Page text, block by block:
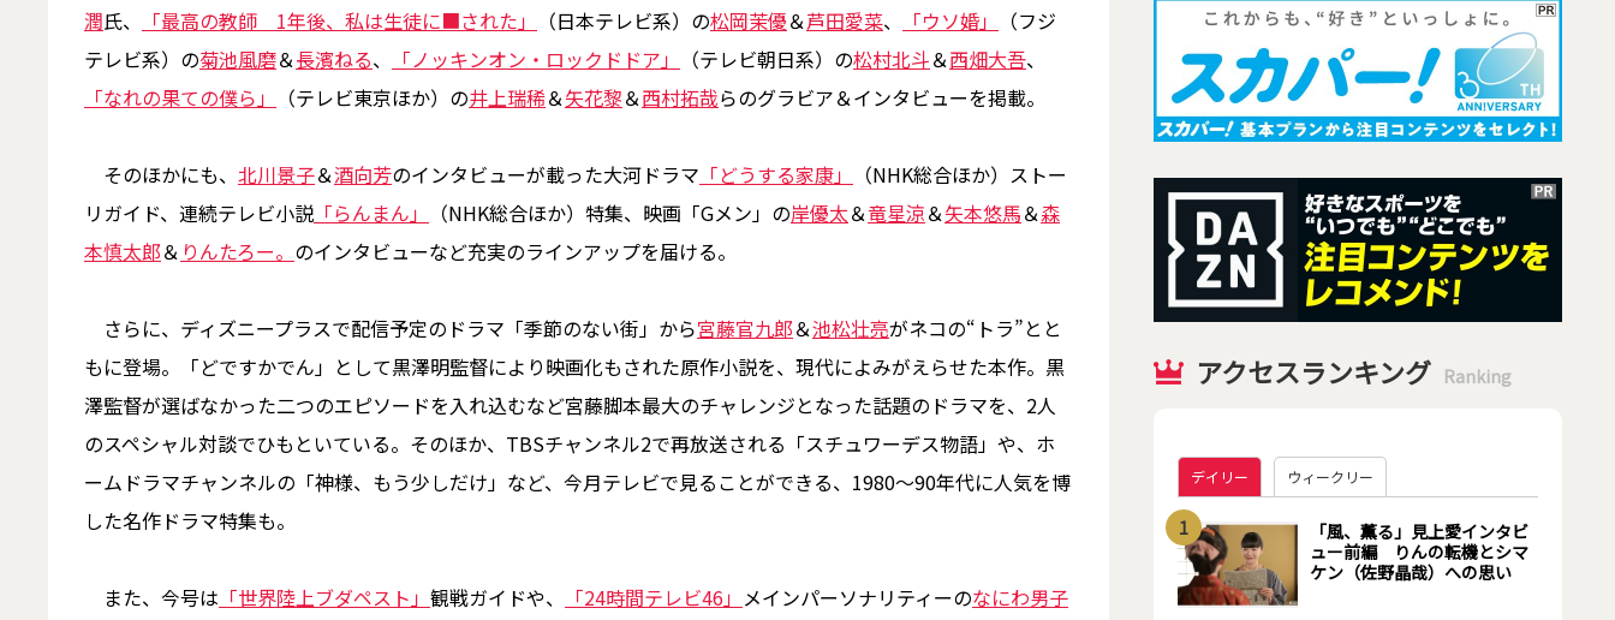
潤氏、 「最高の教師 1年後、私は生徒に■された」 （日本テレビ系）の松岡茉優＆芦田愛菜、 「ウソ婚」
（フジ
テレビ系）の菊池風磨＆長濱ねる、 「ノッキンオン・ロックドドア」 （テレビ朝日系）の松村北斗＆西畑大吾、
「なれの果ての僕ら」
（テレビ東京ほか）の井上瑞稀＆矢花黎＆西村拓哉らのグラビア＆インタビューを掲載。
そのほかにも、 北川景子＆酒向芳のインタビューが載った大河ドラマ 「どうする家康」
（NHK総合ほか）ストー
リガイド、連続テレビ小説 「らんまん」 （NHK総合ほか）特集、映画「Gメン」の岸優太＆竜星涼＆矢本悠馬＆森
本慎太郎＆ りんたろー。 のインタビューなど充実のラインアップを届ける。
さらに、ディズニープラスで配信予定のドラマ「季節のない街」から宮藤官九郎＆池松壮亮がネコの“トラ”とと
もに登場。「どですかでん」として黒澤明監督により映画化もされた原作小説を、現代によみがえらせた本作。黒
澤監督が選ばなかった二つのエピソードを入れ込むなど宮藤脚本最大のチャレンジとなった話題のドラマを、2人
のスペシャル対談でひもといている。そのほか、TBSチャンネル2で再放送される「スチュワーデス物語」や、ホ
ームドラマチャンネルの「神様、もう少しだけ」など、今月テレビで見ることができる、1980～90年代に人気を博
した名作ドラマ特集も。
また、今号は 「世界陸上ブダペスト」 観戦ガイドや、 「24時間テレビ46」 メインパーソナリティーのなにわ男子
アクセスランキング Ranking
デイリー ウィークリー
1
「風、薫る」見上愛インタビ
ュー前編 りんの転機とシマ
ケン（佐野晶哉）への思い